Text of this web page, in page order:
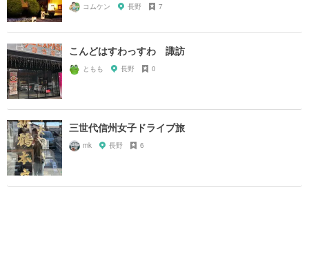
コムケン 長野 7
こんどはすわっすわ 諏訪
ともも 長野 0
三世代信州女子ドライブ旅
mk 長野 6